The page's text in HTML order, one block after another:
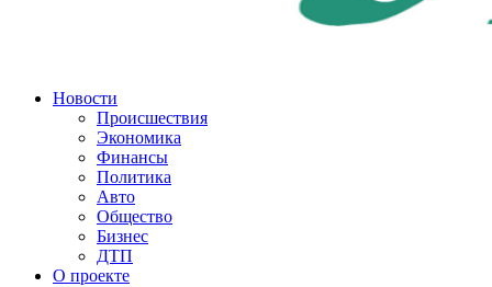
Новости
Происшествия
Экономика
Финансы
Политика
Авто
Общество
Бизнес
ДТП
О проекте